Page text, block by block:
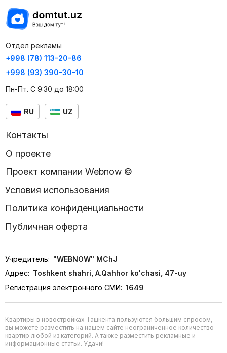
Отдел рекламы
+998 (78) 113-20-86
+998 (93) 390-30-10
Пн-Пт. С 9:30 до 18:00
RU UZ
Контакты
О проекте
Проект компании Webnow ©
Условия использования
Политика конфиденциальности
Публичная оферта
Учредитель: "WEBNOW" MChJ
Адрес: Toshkent shahri, A.Qahhor ko'chasi, 47-uy
Регистрация электронного СМИ: 1649
Квартиры в новостройках Ташкента пользуются большим спросом,
вы можете разместить на нашем сайте неограниченное количество
квартир любой из категорий. А также разместить рекламные и
информационные статьи. Удачи!